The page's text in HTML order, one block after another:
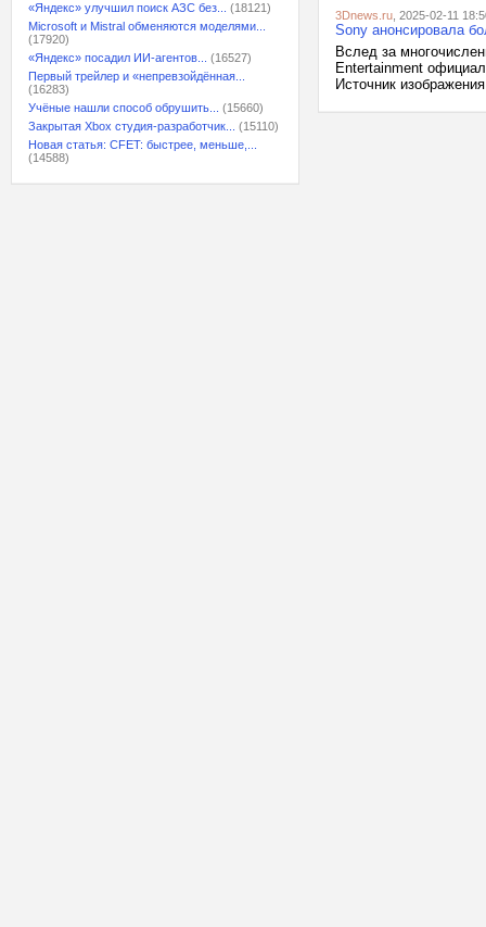
«Яндекс» улучшил поиск АЗС без...
(18121)
Microsoft и Mistral обменяются моделями...
(17920)
«Яндекс» посадил ИИ-агентов...
(16527)
Первый трейлер и «непревзойдённая...
(16283)
Учёные нашли способ обрушить...
(15660)
Закрытая Xbox студия-разработчик...
(15110)
Новая статья: CFET: быстрее, меньше,...
(14588)
3Dnews.ru , 2025-02-11
Sony анонсировала
Вслед за
Entertainment
Источник